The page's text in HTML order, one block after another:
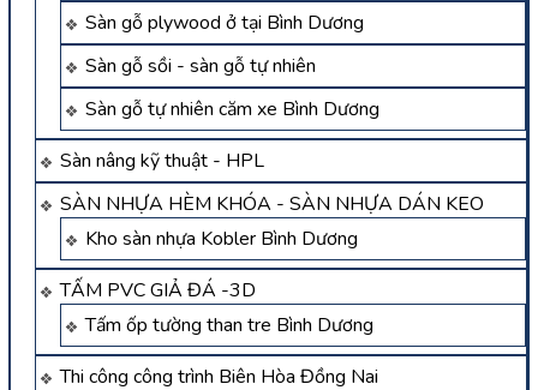
Sàn gỗ plywood ở tại Bình Dương
Sàn gỗ sồi - sàn gỗ tự nhiên
Sàn gỗ tự nhiên căm xe Bình Dương
Sàn nâng kỹ thuật - HPL
SÀN NHỰA HÈM KHÓA - SÀN NHỰA DÁN KEO
Kho sàn nhựa Kobler Bình Dương
TẤM PVC GIẢ ĐÁ -3D
Tấm ốp tường than tre Bình Dương
Thi công công trình Biên Hòa Đồng Nai